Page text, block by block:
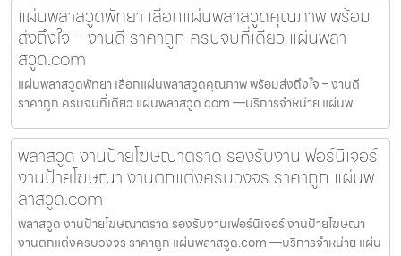
แผ่นพลาสวูดพัทยา เลือกแผ่นพลาสวูดคุณภาพ พร้อม
ส่งถึงใจ – งานดี ราคาถูก ครบจบที่เดียว แผ่นพลา
สวูด.com
แผ่นพลาสวูดพัทยา เลือกแผ่นพลาสวูดคุณภาพ พร้อมส่งถึงใจ – งานดี
ราคาถูก ครบจบที่เดียว แผ่นพลาสวูด.com —บริการจำหน่าย แผ่นพ
พลาสวูด งานป้ายโฆษณาตราด รองรับงานเฟอร์นิเจอร์
งานป้ายโฆษณา งานตกแต่งครบวงจร ราคาถูก แผ่นพ
ลาสวูด.com
พลาสวูด งานป้ายโฆษณาตราด รองรับงานเฟอร์นิเจอร์ งานป้ายโฆษณา
งานตกแต่งครบวงจร ราคาถูก แผ่นพลาสวูด.com —บริการจำหน่าย แผ่น